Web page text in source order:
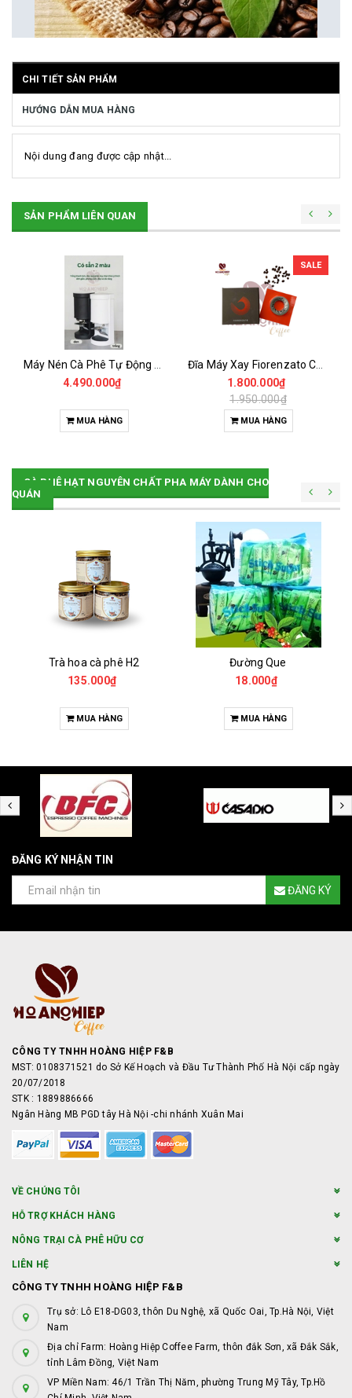
CHI TIẾT SẢN PHẨM
HƯỚNG DẪN MUA HÀNG
Nội dung đang được cập nhật...
SẢN PHẨM LIÊN QUAN
4.490.000₫
MUA HÀNG
SALE
1.800.000₫
1.950.000₫
MUA HÀNG
CÀ PHÊ HẠT NGUYÊN CHẤT PHA MÁY DÀNH CHO
QUÁN
Trà hoa cà phê H2
135.000₫
MUA HÀNG
Đường Que
18.000₫
MUA HÀNG
ĐĂNG KÝ NHẬN TIN
ĐĂNG KÝ
CÔNG TY TNHH HOÀNG HIỆP F&B
MST: 0108371521 do Sở Kế Hoạch và Đầu Tư Thành Phố Hà Nội cấp ngày
20/07/2018
STK : 1889886666
Ngân Hàng MB PGD tây Hà Nội -chi nhánh Xuân Mai
VỀ CHÚNG TÔI
HỖ TRỢ KHÁCH HÀNG
NÔNG TRẠI CÀ PHÊ HỮU CƠ
LIÊN HỆ
CÔNG TY TNHH HOÀNG HIỆP F&B
Trụ sở: Lô E18-DG03, thôn Du Nghệ, xã Quốc Oai, Tp.Hà Nội, Việt
Nam
Địa chỉ Farm: Hoàng Hiệp Coffee Farm, thôn đắk Sơn, xã Đắk Sắk,
tỉnh Lâm Đồng, Việt Nam
VP Miền Nam: 46/1 Trần Thị Năm, phường Trung Mỹ Tây, Tp.Hồ